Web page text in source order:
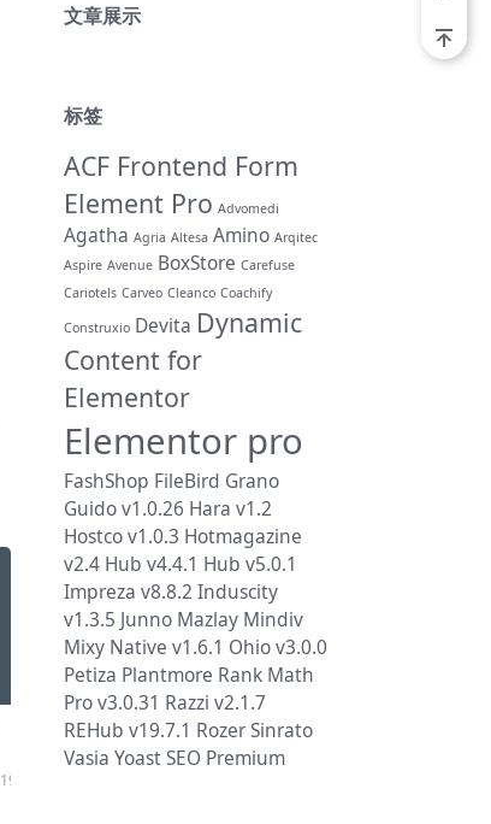
19.9
文章展示
标签
ACF Frontend Form
Element Pro Advomedi
Agatha Agria Altesa Amino Arqitec
Aspire Avenue BoxStore Carefuse
Cariotels Carveo Cleanco Coachify
Construxio Devita Dynamic
Content for
Elementor
Elementor pro
FashShop FileBird Grano
Guido v1.0.26 Hara v1.2
Hostco v1.0.3 Hotmagazine
v2.4 Hub v4.4.1 Hub v5.0.1
Impreza v8.8.2 Induscity
v1.3.5 Junno Mazlay Mindiv
Mixy Native v1.6.1 Ohio v3.0.0
Petiza Plantmore Rank Math
Pro v3.0.31 Razzi v2.1.7
REHub v19.7.1 RozerSinrato
Vasia Yoast SEO Premium